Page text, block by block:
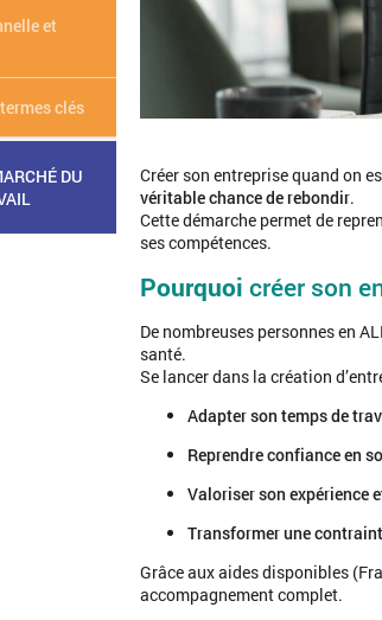
et
clés
DU
Créer son entreprise quand on
véritable chance de rebondir.
Cette démarche permet de
ses compétences.
Pourquoi créer son
De nombreuses personnes en
santé.
Se lancer dans la création
Adapter son temps de
Reprendre confiance en
Valoriser son expérience
Transformer une
Grâce aux aides disponibles
accompagnement complet.